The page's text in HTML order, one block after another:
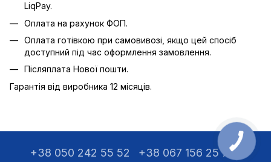
LiqPay.
Оплата на рахунок ФОП.
Оплата готівкою при самовивозі, якщо цей спосіб
доступний під час оформлення замовлення.
Післяплата Нової пошти.
Гарантія від виробника 12 місяців.
+38 050 242 55 52 +38 067 156 25 75